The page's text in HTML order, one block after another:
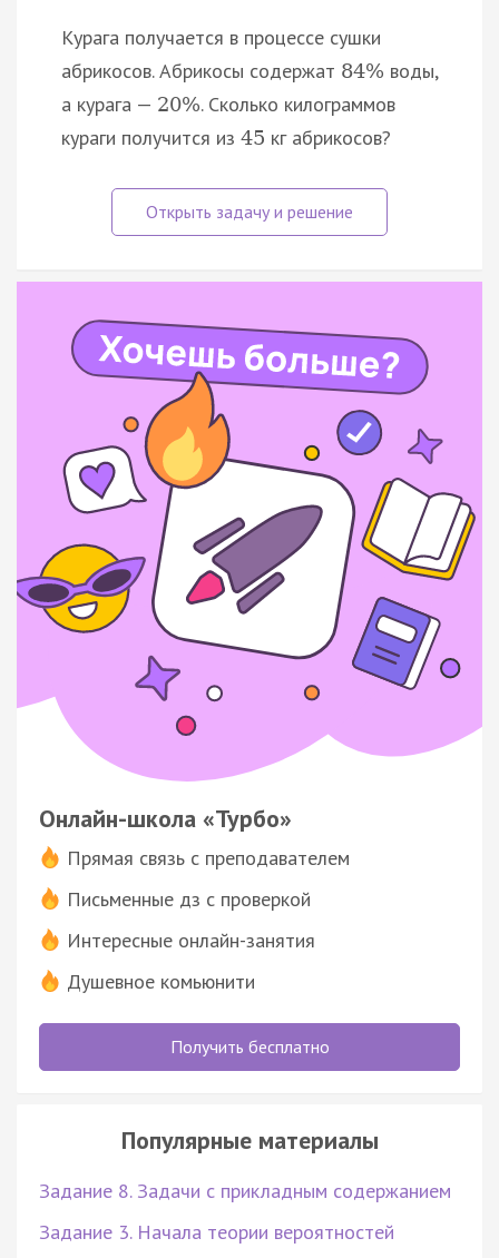
Курага получается в процессе сушки
абрикосов. Абрикосы содержат 84% воды,
а курага — 20%. Сколько килограммов
кураги получится из 45 кг абрикосов?
Онлайн-школа «Турбо»
Прямая связь с преподавателем
Письменные дз с проверкой
Интересные онлайн-занятия
Душевное комьюнити
Получить бесплатно
Популярные материалы
Задание 8. Задачи с прикладным содержанием
Задание 3. Начала теории вероятностей